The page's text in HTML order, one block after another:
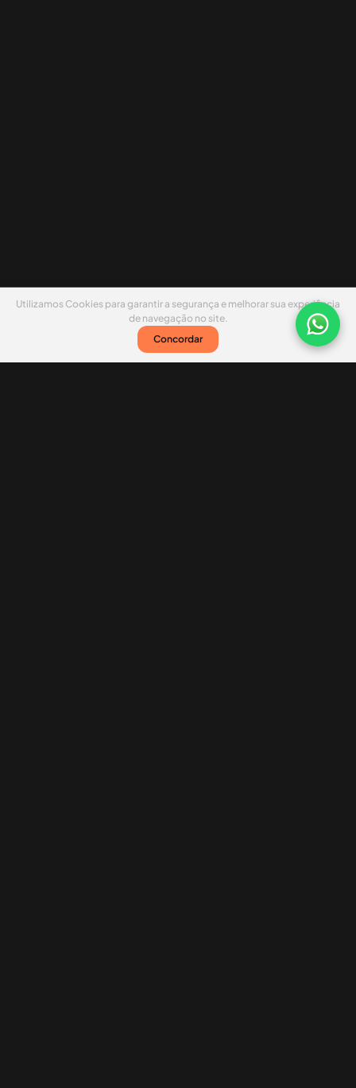
Utilizamos Cookies para garantir a segurança e melhorar sua experiência
de navegação no site.
Concordar